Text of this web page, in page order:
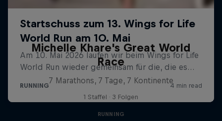
Michelle Khare's Great World
Race
7 Marathons, 7 Tage, 7 Kontinente
1 Staffel · 3 Folgen
RUNNING